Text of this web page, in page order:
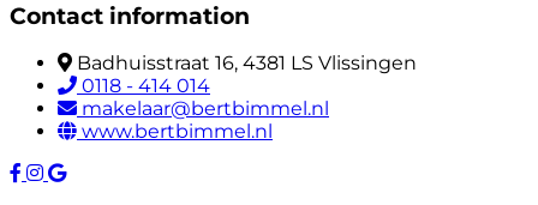
Contact information
Badhuisstraat 16, 4381 LS Vlissingen
0118 - 414 014
makelaar@bertbimmel.nl
www.bertbimmel.nl